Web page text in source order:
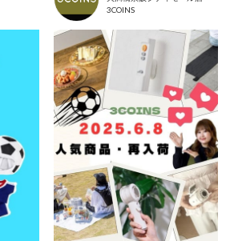
3COINS